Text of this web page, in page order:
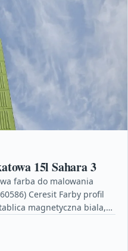
15l Sahara 3
farba do malowania
Ceresit Farby profil
magnetyczna biala,